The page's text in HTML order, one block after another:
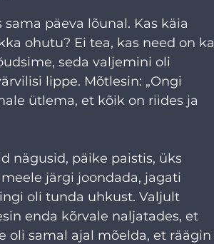
päeva lõunal. Kas käia
ohutu? Ei tea, kas need on ka
seda valjemini oli
lippe. Mõtlesin: „Ongi
ütlema, et kõik on riides ja
nägusid, päike paistis, üks
järgi joondada, jagati
oli tunda uhkust. Valjult
enda kõrvale naljatades, et
oli samal ajal mõelda, et räägin